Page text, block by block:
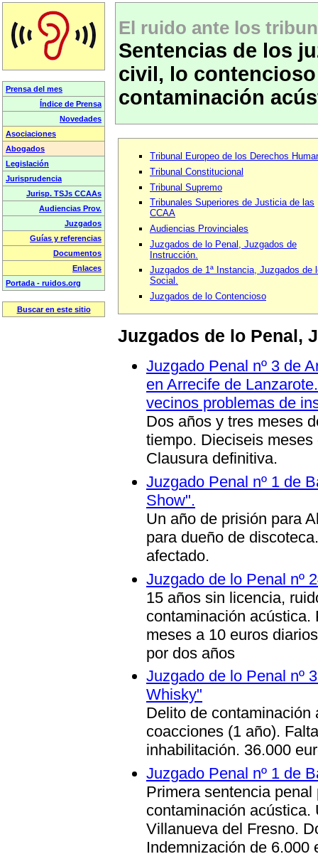
El ruido ante los
Sentencias de los
civil, lo
contaminación
Tribunal Europeo de los Derechos
Tribunal Constitucional
Tribunal Supremo
Tribunales Superiores de Justicia de las
CCAA
Audiencias Provinciales
Juzgados de lo Penal, Juzgados de
Instrucción.
Juzgados de 1ª Instancia, Juzgados de
Social.
Juzgados de lo Contencioso
Juzgados de lo Penal,
Juzgado Penal nº 3 de
en Arrecife de
vecinos problemas de
Dos años y tres meses
tiempo. Dieciseis
Clausura definitiva.
Juzgado Penal nº 1 de
Show".
Un año de prisión para
para dueño de
afectado.
Juzgado de lo Penal nº
15 años sin licencia,
contaminación acústica.
meses a 10 euros
por dos años
Juzgado de lo Penal nº
Whisky"
Delito de
coacciones (1 año).
inhabilitación. 36.000
Juzgado Penal nº 1 de
Primera sentencia
contaminación acústica.
Villanueva del Fresno.
Indemnización de 6.000